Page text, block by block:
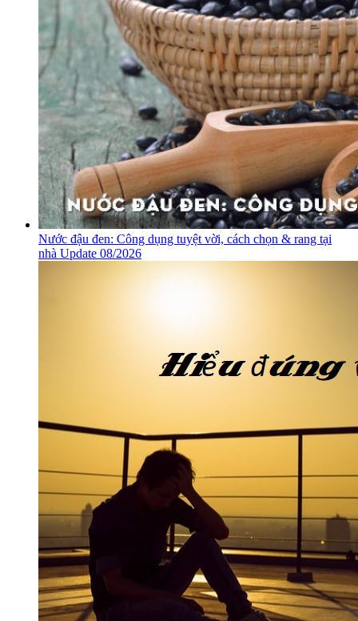
Nước đậu đen: Công dụng tuyệt vời, cách chọn & rang tại
nhà Update 08/2026